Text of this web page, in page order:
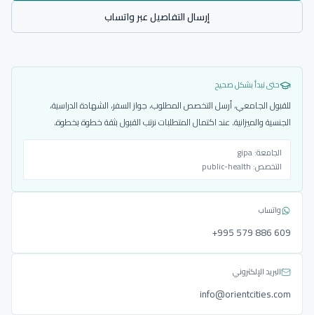
إرسال التفاصيل عبر واتساب
حتى نبدأ بشكل صحيح
للقبول الجامعي، أرسل التخصص المطلوب، جواز السفر، الشهادة الدراسية،
الجنسية والميزانية. عند اكتمال المتطلبات نرتب القبول بثقة خطوة بخطوة.
الجامعة:gipa
التخصص: public-health
واتساب
‎+995 579 886 609
البريد الإلكتروني
info@orientcities.com